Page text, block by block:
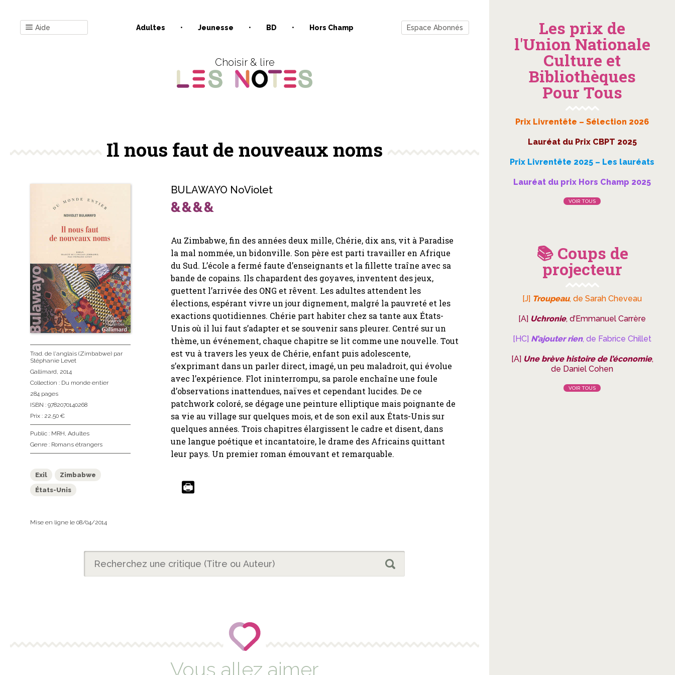
Aide Adultes Jeunesse BD Hors Champ Espace Abonnés
Choisir & lire
Il nous faut de nouveaux noms
BULAWAYO NoViolet
Au Zimbabwe, fin des années deux mille, Chérie, dix ans, vit à Paradise
la mal nommée, un bidonville. Son père est parti travailler en Afrique
du Sud. L’école a fermé faute d’enseignants et la fillette traîne avec sa
bande de copains. Ils chapardent des goyaves, inventent des jeux,
guettent l’arrivée des ONG et rêvent. Les adultes attendent les
élections, espérant vivre un jour dignement, malgré la pauvreté et les
exactions quotidiennes. Chérie part habiter chez sa tante aux États-
Unis où il lui faut s’adapter et se souvenir sans pleurer. Centré sur un
thème, un événement, chaque chapitre se lit comme une nouvelle. Tout
est vu à travers les yeux de Chérie, enfant puis adolescente,
s’exprimant dans un parler direct, imagé, un peu maladroit, qui évolue
avec l’expérience. Flot ininterrompu, sa parole enchaîne une foule
d’observations inattendues, naïves et cependant lucides. De ce
patchwork coloré, se dégage une peinture elliptique mais poignante de
sa vie au village sur quelques mois, et de son exil aux États-Unis sur
quelques années. Trois chapitres élargissent le cadre et disent, dans
une langue poétique et incantatoire, le drame des Africains quittant
leur pays. Un premier roman émouvant et remarquable.
Trad. de l'anglais (Zimbabwe) par
Stéphanie Levet
Gallimard, 2014
Collection : Du monde entier
284 pages
ISBN : 9782070140268
Prix : 22,50 €
Public : MRH, Adultes
Genre : Romans étrangers
Exil
Zimbabwe
États-Unis
Mise en ligne le 08/04/2014
Vous allez aimer
Les prix de
l'Union Nationale
Culture et
Bibliothèques
Pour Tous
Prix Livrentête – Sélection 2026
Lauréat du Prix CBPT 2025
Prix Livrentête 2025 – Les lauréats
Lauréat du prix Hors Champ 2025
VOIR TOUS
📚 Coups de
projecteur
[J] Troupeau, de Sarah Cheveau
[A] Uchronie, d’Emmanuel Carrère
[HC] N’ajouter rien, de Fabrice Chillet
[A] Une brève histoire de l’économie,
de Daniel Cohen
VOIR TOUS